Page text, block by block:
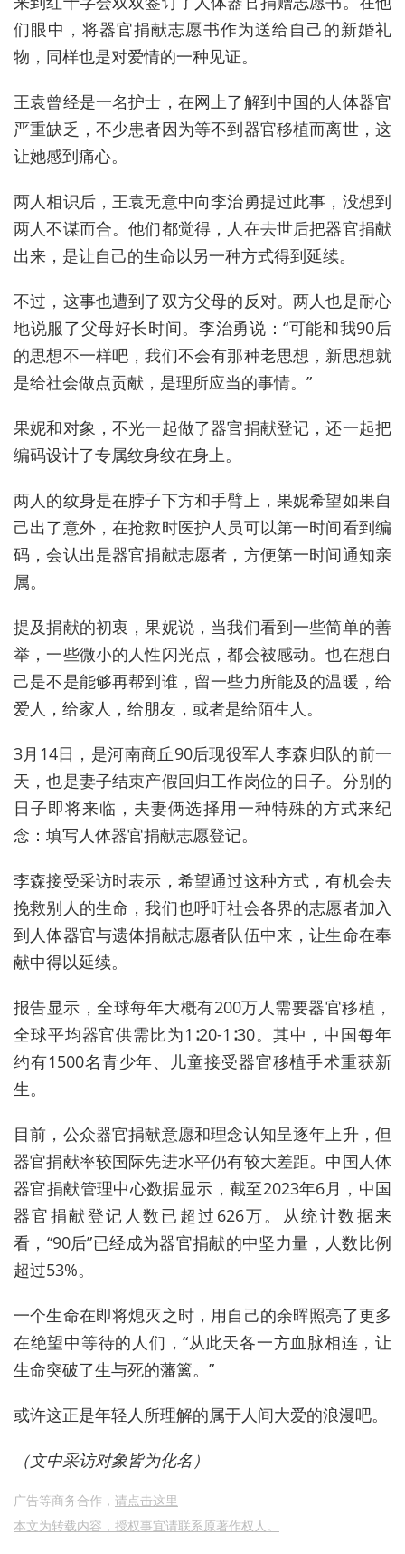
们眼中，将器官捐献志愿书作为送给自己的新婚礼
物，同样也是对爱情的一种见证。
王袁曾经是一名护士，在网上了解到中国的人体器官
严重缺乏，不少患者因为等不到器官移植而离世，这
让她感到痛心。
两人相识后，王袁无意中向李治勇提过此事，没想到
两人不谋而合。他们都觉得，人在去世后把器官捐献
出来，是让自己的生命以另一种方式得到延续。
不过，这事也遭到了双方父母的反对。两人也是耐心
地说服了父母好长时间。李治勇说：“可能和我90后
的思想不一样吧，我们不会有那种老思想，新思想就
是给社会做点贡献，是理所应当的事情。”
果妮和对象，不光一起做了器官捐献登记，还一起把
编码设计了专属纹身纹在身上。
两人的纹身是在脖子下方和手臂上，果妮希望如果自
己出了意外，在抢救时医护人员可以第一时间看到编
码，会认出是器官捐献志愿者，方便第一时间通知亲
属。
提及捐献的初衷，果妮说，当我们看到一些简单的善
举，一些微小的人性闪光点，都会被感动。也在想自
己是不是能够再帮到谁，留一些力所能及的温暖，给
爱人，给家人，给朋友，或者是给陌生人。
3月14日，是河南商丘90后现役军人李森归队的前一
天，也是妻子结束产假回归工作岗位的日子。分别的
日子即将来临，夫妻俩选择用一种特殊的方式来纪
念：填写人体器官捐献志愿登记。
李森接受采访时表示，希望通过这种方式，有机会去
挽救别人的生命，我们也呼吁社会各界的志愿者加入
到人体器官与遗体捐献志愿者队伍中来，让生命在奉
献中得以延续。
报告显示，全球每年大概有200万人需要器官移植，
全球平均器官供需比为1∶20-1∶30。其中，中国每年
约有1500名青少年、儿童接受器官移植手术重获新
生。
目前，公众器官捐献意愿和理念认知呈逐年上升，但
器官捐献率较国际先进水平仍有较大差距。中国人体
器官捐献管理中心数据显示，截至2023年6月，中国
器官捐献登记人数已超过626万。从统计数据来
看，“90后”已经成为器官捐献的中坚力量，人数比例
超过53%。
一个生命在即将熄灭之时，用自己的余晖照亮了更多
在绝望中等待的人们，“从此天各一方血脉相连，让
生命突破了生与死的藩篱。”
或许这正是年轻人所理解的属于人间大爱的浪漫吧。
（文中采访对象皆为化名）
广告等商务合作， 请点击这里
本文为转载内容，授权事宜请联系原著作权人。